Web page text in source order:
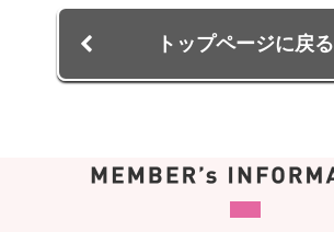
トップページに戻る